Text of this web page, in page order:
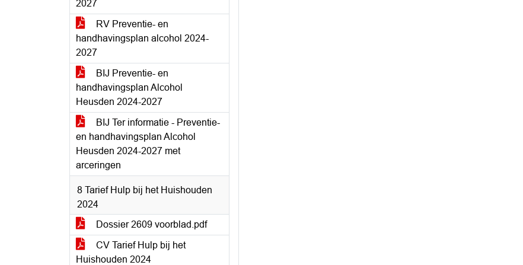
2027
RV Preventie- en
handhavingsplan alcohol 2024-
2027
BIJ Preventie- en
handhavingsplan Alcohol
Heusden 2024-2027
BIJ Ter informatie - Preventie-
en handhavingsplan Alcohol
Heusden 2024-2027 met
arceringen
8 Tarief Hulp bij het Huishouden
2024
Dossier 2609 voorblad.pdf
CV Tarief Hulp bij het
Huishouden 2024